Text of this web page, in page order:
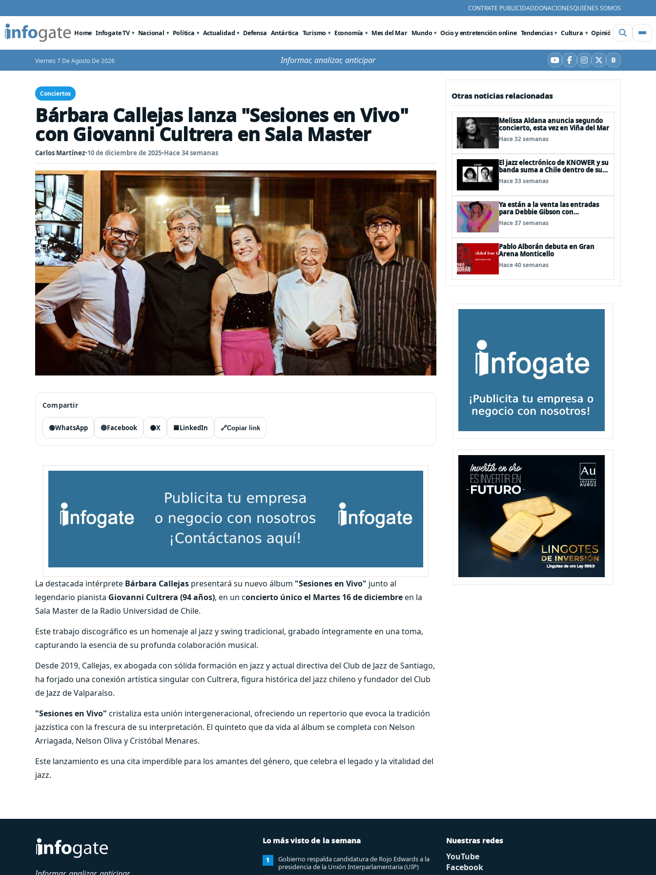
CONTRATE PUBLICIDADDONACIONESQUIÉNES SOMOS
Home Infogate TV Nacional Política Actualidad Defensa Antártica Turismo Economía Mes del Mar Mundo Ocio y entretención online Tendencias Cultura Opinión Videos
Viernes 7 De Agosto De 2026 Informar, analizar, anticipar YouTube
Facebook
Instagram
X BBluesky
Conciertos
Bárbara Callejas lanza "Sesiones en Vivo"
con Giovanni Cultrera en Sala Master
Carlos Martínez•10 de diciembre de 2025•Hace 34 semanas
Compartir
🟢WhatsApp 🔵Facebook ⚫X 🟦LinkedIn 🔗Copiar link
La destacada intérprete Bárbara Callejas presentará su nuevo álbum "Sesiones en Vivo" junto al
legendario pianista Giovanni Cultrera (94 años), en un concierto único el Martes 16 de diciembreen la
Sala Master de la Radio Universidad de Chile.
Este trabajo discográfico es un homenaje al jazz y swing tradicional, grabado íntegramente en una toma,
capturando la esencia de su profunda colaboración musical.
Desde 2019, Callejas, ex abogada con sólida formación en jazz y actual directiva del Club de Jazz de Santiago,
ha forjado una conexión artística singular con Cultrera, figura histórica del jazz chileno y fundador del Club
de Jazz de Valparaíso.
"Sesiones en Vivo" cristaliza esta unión intergeneracional, ofreciendo un repertorio que evoca la tradición
jazzística con la frescura de su interpretación. El quinteto que da vida al álbum se completa con Nelson
Arriagada, Nelson Oliva y Cristóbal Menares.
Este lanzamiento es una cita imperdible para los amantes del género, que celebra el legado y la vitalidad del
jazz.
Otras noticias relacionadas
Melissa Aldana anuncia segundo
concierto, esta vez en Viña del Mar
Hace 32 semanas
El jazz electrónico de KNOWER y su
banda suma a Chile dentro de su
gira "KNOWER TOUR 2026": 16 de
mayo
Hace 33 semanas
Ya están a la venta las entradas
para Debbie Gibson con
“Nowstalgia Tour Reconquista”
Hace 37 semanas
Pablo Alborán debuta en Gran
Arena Monticello
Hace 40 semanas
Lo más visto de la semana
1
Gobierno respalda candidatura de Rojo Edwards a la
presidencia de la Unión Interparlamentaria (UIP)
Nuestras redes
YouTube
Facebook